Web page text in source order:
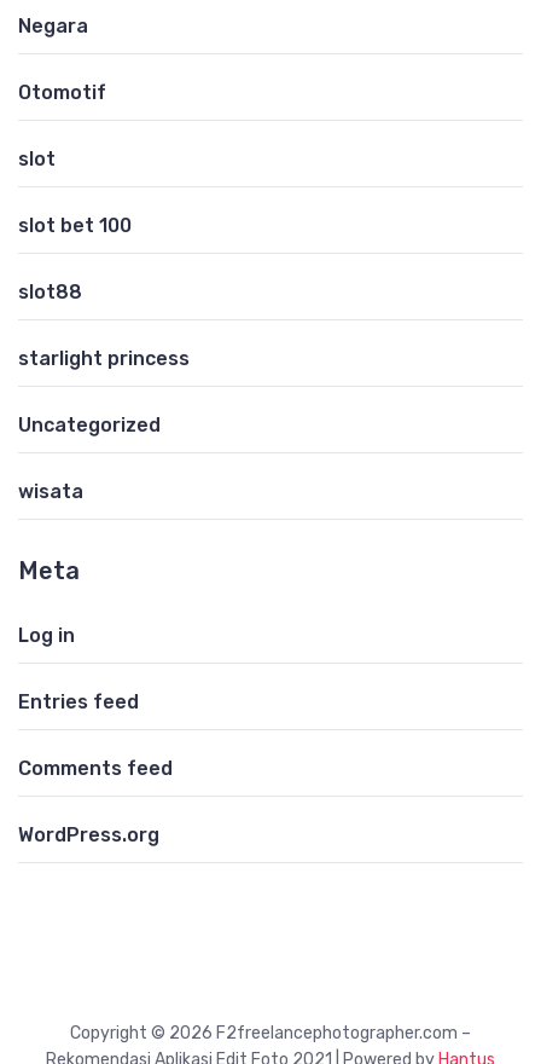
Negara
Otomotif
slot
slot bet 100
slot88
starlight princess
Uncategorized
wisata
Meta
Log in
Entries feed
Comments feed
WordPress.org
Copyright © 2026 F2freelancephotographer.com –
Rekomendasi Aplikasi Edit Foto 2021 | Powered by Hantus